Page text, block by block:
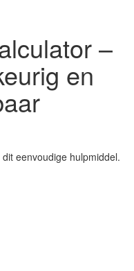
–
en
eenvoudige hulpmiddel.